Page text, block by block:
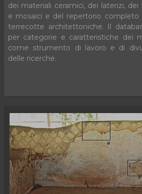
dei materiali ceramici, dei laterizi,
e mosaici e del repertorio
terrecotte architettoniche. Il
per categorie e caratteristiche dei
come strumento di lavoro e di
delle ricerche.